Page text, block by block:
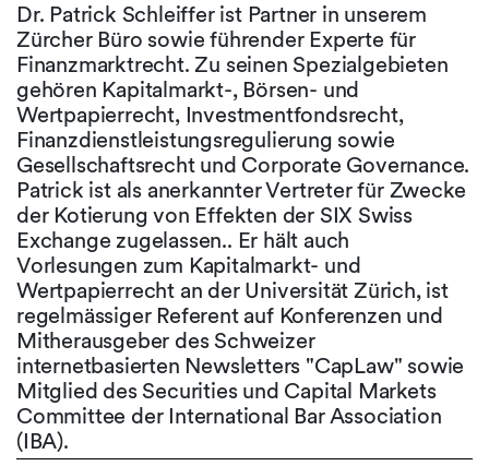
Dr. Patrick Schleiffer ist Partner in unserem
Zürcher Büro sowie führender Experte für
Finanzmarktrecht. Zu seinen Spezialgebieten
gehören Kapitalmarkt-, Börsen- und
Wertpapierrecht, Investmentfondsrecht,
Finanzdienstleistungsregulierung sowie
Gesellschaftsrecht und Corporate Governance.
Patrick ist als anerkannter Vertreter für Zwecke
der Kotierung von Effekten der SIX Swiss
Exchange zugelassen.. Er hält auch
Vorlesungen zum Kapitalmarkt- und
Wertpapierrecht an der Universität Zürich, ist
regelmässiger Referent auf Konferenzen und
Mitherausgeber des Schweizer
internetbasierten Newsletters "CapLaw" sowie
Mitglied des Securities und Capital Markets
Committee der International Bar Association
(IBA).